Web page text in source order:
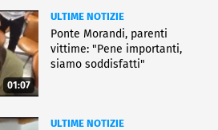
01:07
ULTIME NOTIZIE
Ponte Morandi, parenti
vittime: "Pene importanti,
siamo soddisfatti"
ULTIME NOTIZIE